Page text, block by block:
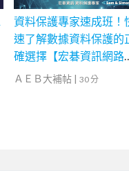
資料保護專家速成班！
速了解數據資料保護的
確選擇【宏碁資訊網路學
堂】
ＡＥＢ大補帖 | 30 分